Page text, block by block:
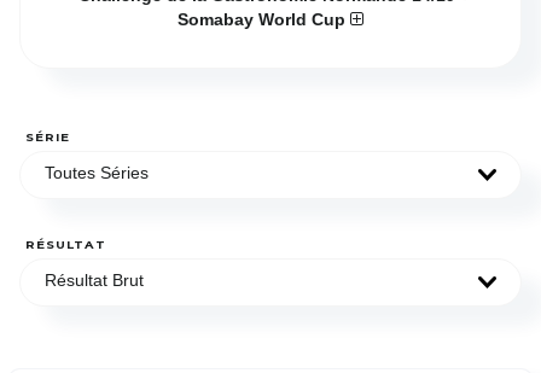
Somabay World Cup
SÉRIE
Toutes Séries
RÉSULTAT
Résultat Brut